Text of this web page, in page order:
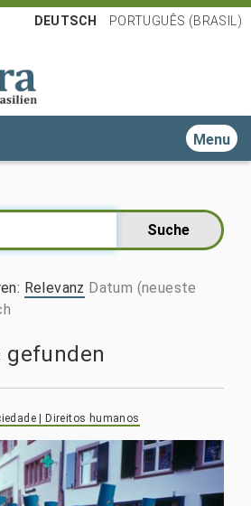
DEUTSCH PORTUGUÊS (BRASIL)
Toggle
: Relevanz Datum (neueste
gefunden
| Direitos humanos